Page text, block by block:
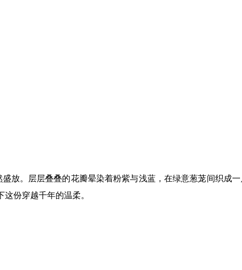
放。层层叠叠的花瓣晕染着粉紫与浅蓝，在绿意葱茏间织成
份穿越千年的温柔。